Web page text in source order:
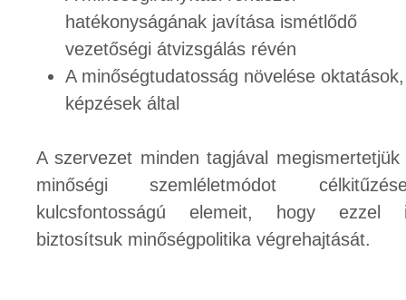
hatékonyságának javítása ismétlődő
vezetőségi átvizsgálás révén
A minőségtudatosság növelése oktatások,
képzések által
A szervezet minden tagjával megismertetjük
minőségi szemléletmódot
kulcsfontosságú elemeit, hogy ezzel
biztosítsuk minőségpolitika végrehajtását.